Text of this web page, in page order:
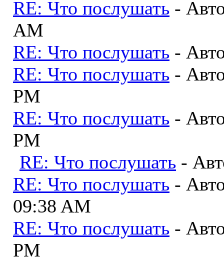
RE: Что послушать -
AM
RE: Что послушать -
RE: Что послушать -
PM
RE: Что послушать -
PM
RE: Что послушать -
RE: Что послушать -
09:38 AM
RE: Что послушать -
PM